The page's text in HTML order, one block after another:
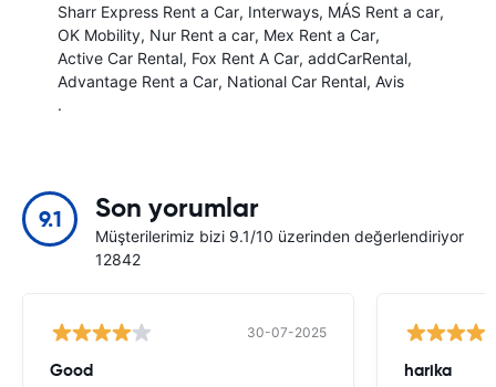
Sharr Express Rent a Car Interways MÁS Rent a car
OK Mobility Nur Rent a car Mex Rent a Car
Active Car Rental Fox Rent A Car addCarRental
Advantage Rent a Car National Car Rental Avis
.
9.1 Son yorumlar
Müşterilerimiz bizi 9.1/10 üzerinden değerlendiriyor
12842
30-07-2025
Good harika